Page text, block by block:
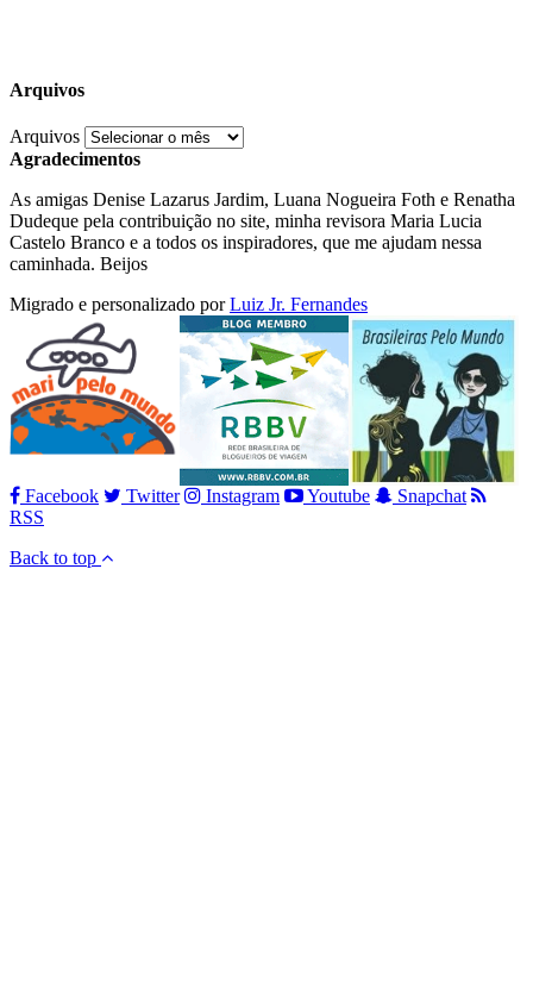
Arquivos
Arquivos
Agradecimentos
As amigas Denise Lazarus Jardim, Luana Nogueira Foth e Renatha
Dudeque pela contribuição no site, minha revisora Maria Lucia
Castelo Branco e a todos os inspiradores, que me ajudam nessa
caminhada. Beijos
Migrado e personalizado porLuiz Jr. Fernandes
Facebook Twitter Instagram Youtube
Snapchat
RSS
Back to top